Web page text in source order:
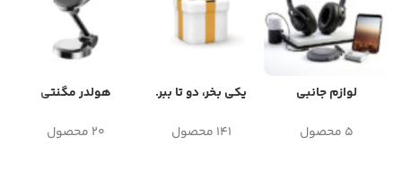
لوازم جانبی
5 محصول
یکی بخر، دو تا ببر.
141 محصول
هولدر مگنتی
20 محصول